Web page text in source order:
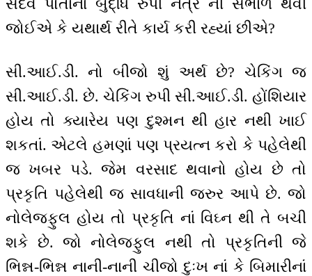
સદૈવ પોતાનાં બુદ્ધિ રુપી નેત્ર ની સંભાળ થવી
જોઈએ કે યથાર્થ રીતે કાર્ય કરી રહ્યાં છીએ?
સી.આઈ.ડી. નો બીજો શું અર્થ છે? ચેકિંગ જ
સી.આઈ.ડી. છે. ચેકિંગ રુપી સી.આઈ.ડી. હોંશિયાર
હોય તો ક્યારેય પણ દુશ્મન થી હાર નથી ખાઈ
શકતાં. એટલે હમણાં પણ પ્રયત્ન કરો કે પહેલેથી
જ ખબર પડે. જેમ વરસાદ થવાનો હોય છે તો
પ્રકૃતિ પહેલેથી જ સાવધાની જરુર આપે છે. જો
નોલેજફુલ હોય તો પ્રકૃતિ નાં વિઘ્ન થી તે બચી
શકે છે. જો નોલેજફુલ નથી તો પ્રકૃતિની જે
ભિન્ન-ભિન્ન નાની-નાની ચીજો દુઃખ નાં કે બિમારીનાં